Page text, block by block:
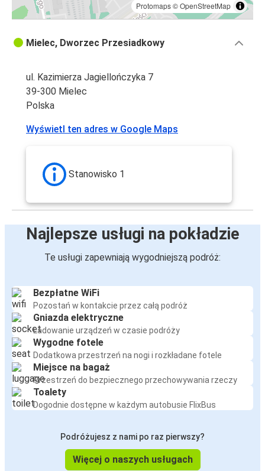
Protomaps©OpenStreetMap
Mielec, Dworzec Przesiadkowy
ul. Kazimierza Jagiellończyka 7
39-300 Mielec
Polska
Wyświetl ten adres w Google Maps
Stanowisko 1
Najlepsze usługi na pokładzie
Te usługi zapewniają wygodniejszą podróż:
Bezpłatne WiFi
Pozostań w kontakcie przez całą podróż
Gniazda elektryczne
Ładowanie urządzeń w czasie podróży
Wygodne fotele
Dodatkowa przestrzeń na nogi i rozkładane fotele
Miejsce na bagaż
Przestrzeń do bezpiecznego przechowywania rzeczy
Toalety
Dogodnie dostępne w każdym autobusie FlixBus
Podróżujesz z nami po raz pierwszy?
Więcej o naszych usługach